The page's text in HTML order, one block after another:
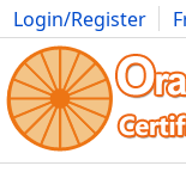
Login/Register
Movies Anime